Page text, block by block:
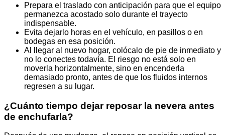
Prepara el traslado con anticipación para que el equipo
permanezca acostado solo durante el trayecto
indispensable.
Evita dejarlo horas en el vehículo, en pasillos o en
bodegas en esa posición.
Al llegar al nuevo hogar, colócalo de pie de inmediato y
no lo conectes todavía. El riesgo no está solo en
moverla horizontalmente, sino en encenderla
demasiado pronto, antes de que los fluidos internos
regresen a su lugar.
¿Cuánto tiempo dejar reposar la nevera antes
de enchufarla?